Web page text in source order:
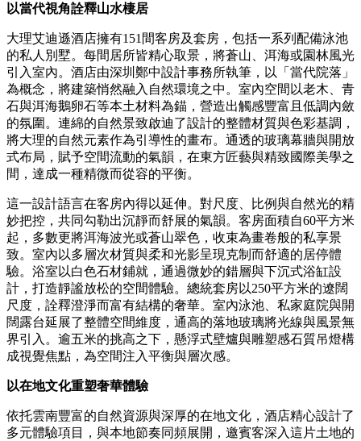
以當代視角詮釋山水棲居
大理艾迪遜酒店擁有151間客房及套房，包括一系列配備泳池
的私人別墅。每間居所皆精心取景，將蒼山、洱海或園林風光
引入室內。酒店由深圳鄭中設計事務所執筆，以「當代院落」
為概念，將建築悄然融入自然環境之中。室內空間以老木、青
石與洱海鵝卵石等本土材料為錨，營造出觸感豐富且低調內斂
的氛圍。連綿的自然景致啟迪了設計的整體材質與色彩基調，
將大理的自然元素作為引導性的畫布。通透的玻璃幕牆與開放
式布局，賦予空間流動的氣韻，在東方匠藝與精致國際美學之
間，達成一種精微而從容的平衡。
這一設計語言在客房內得以延伸。對尺度、比例與自然光的精
妙把控，共同勾勒出沉靜而舒展的氣韻。客房面積自60平方米
起，多數更將洱海波光或蒼山翠色，收束為畫卷般的私享景
致。室內以多層次材質與柔和光影呈現克制而舒適的居停體
驗。浴室以白色石材鋪就，通過微妙的錯層與下沉式浴缸設
計，打造靜謐放松的空間體驗。總統套房以250平方米的遼闊
尺度，詮釋澄淨而富有結構的奢華。室內泳池、私家庭院與開
闊露台延展了整體空間維度，通高的落地玻璃將光線與風景無
界引入。逾五米的挑高之下，懸浮式壁爐與雕塑感石質吊燈構
成視覺焦點，為空間注入平衡與層次感。
以在地文化重塑奢華體驗
依托雲南豐富的自然資源與深厚的在地文化，酒店精心設計了
多元體驗項目，與本地節奏同頻展開，邀賓客深入這片土地的